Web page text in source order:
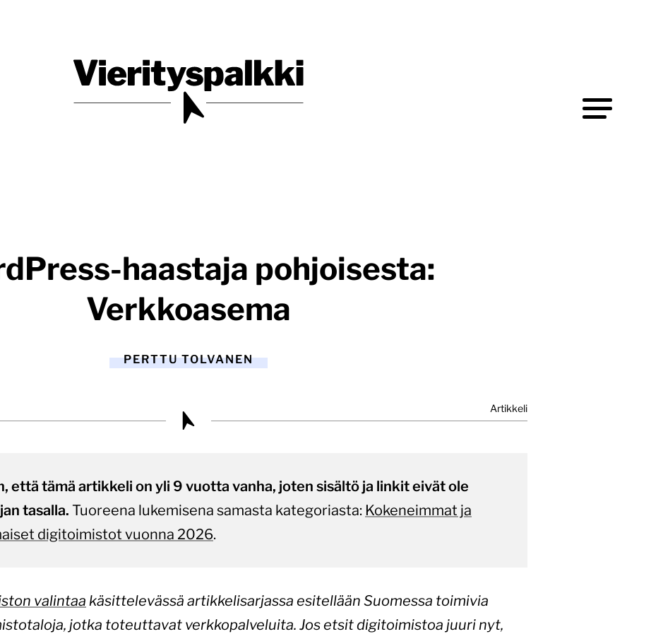
Vierityspalkki.fi
haastaja pohjoisesta:
Verkkoasema
PERTTU TOLVANEN
Artikkeli
että tämä artikkeli on yli 9 vuotta vanha, joten sisältö ja linkit eivät ole
tasalla. Tuoreena lukemisena samasta kategoriasta: Kokeneimmat ja
digitoimistot vuonna 2026.
valintaa käsittelevässä artikkelisarjassa esitellään Suomessa toimivia
jotka toteuttavat verkkopalveluita. Jos etsit digitoimistoa juuri nyt,